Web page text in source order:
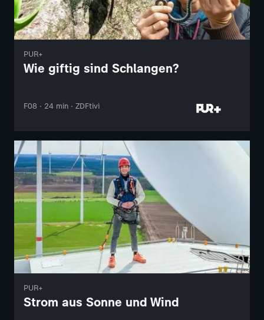
PUR+
Wie giftig sind Schlangen?
F08 · 24 min · ZDFtivi
PUR+
Strom aus Sonne und Wind